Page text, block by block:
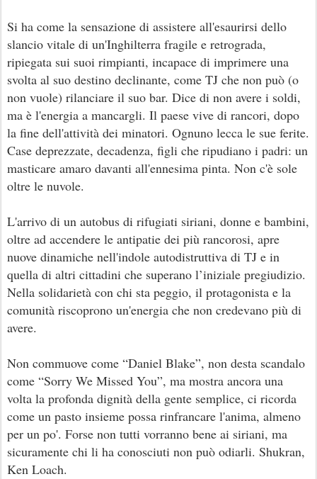
Si ha come la sensazione di assistere all'esaurirsi dello
slancio vitale di un'Inghilterra fragile e retrograda,
ripiegata sui suoi rimpianti, incapace di imprimere una
svolta al suo destino declinante, come TJ che non può (o
non vuole) rilanciare il suo bar. Dice di non avere i soldi,
ma è l'energia a mancargli. Il paese vive di rancori, dopo
la fine dell'attività dei minatori. Ognuno lecca le sue ferite.
Case deprezzate, decadenza, figli che ripudiano i padri: un
masticare amaro davanti all'ennesima pinta. Non c'è sole
oltre le nuvole.
L'arrivo di un autobus di rifugiati siriani, donne e bambini,
oltre ad accendere le antipatie dei più rancorosi, apre
nuove dinamiche nell'indole autodistruttiva di TJ e in
quella di altri cittadini che superano l’iniziale pregiudizio.
Nella solidarietà con chi sta peggio, il protagonista e la
comunità riscoprono un'energia che non credevano più di
avere.
Non commuove come “Daniel Blake”, non desta scandalo
come “Sorry We Missed You”, ma mostra ancora una
volta la profonda dignità della gente semplice, ci ricorda
come un pasto insieme possa rinfrancare l'anima, almeno
per un po'. Forse non tutti vorranno bene ai siriani, ma
sicuramente chi li ha conosciuti non può odiarli. Shukran,
Ken Loach.